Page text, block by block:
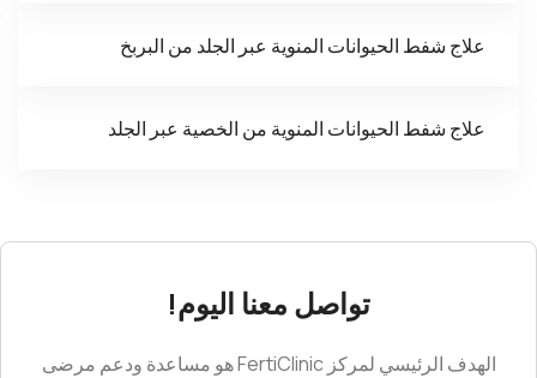
علاج شفط الحيوانات المنوية عبر الجلد من البربخ
علاج شفط الحيوانات المنوية من الخصية عبر الجلد
تواصل معنا اليوم!
الهدف الرئيسي لمركز FertiClinic هو مساعدة ودعم مرضى